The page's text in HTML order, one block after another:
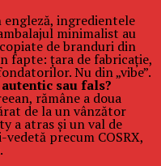
engleză, ingredientele
minimalist au
de branduri din
fapte: țara de fabricație,
Nu din „vibe”.
sau fals?
rămâne a doua
de la un vânzător
a atras și un val de
precum COSRX,